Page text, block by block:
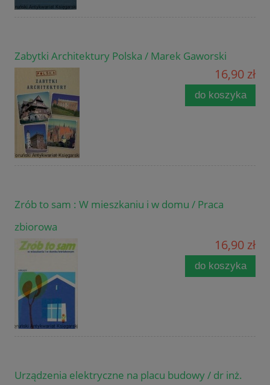
Zabytki Architektury Polska / Marek Gaworski
16,90 zł
do koszyka
Zrób to sam : W mieszkaniu i w domu / Praca
zbiorowa
16,90 zł
do koszyka
Urządzenia elektryczne na placu budowy / dr inż.